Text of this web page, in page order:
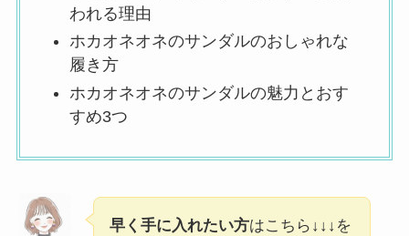
われる理由
ホカオネオネのサンダルのおしゃれな
履き方
ホカオネオネのサンダルの魅力とおす
すめ3つ
早く手に入れたい方はこちら↓↓↓を